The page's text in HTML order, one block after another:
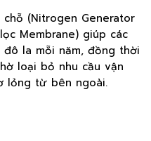
(Nitrogen Generator
Membrane) giúp các
la mỗi năm, đồng thời
loại bỏ nhu cầu vận
lỏng từ bên ngoài.